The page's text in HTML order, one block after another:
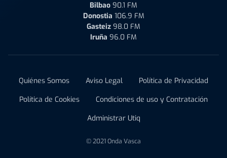
Bilbao 90.1 FM
Donostia 106.9 FM
Gasteiz 98.0 FM
Iruña 96.0 FM
Quiénes Somos Aviso Legal
Política de Privacidad
Política de Cookies
Condiciones de uso y Contratación
Administrar Utiq
© 2021 Onda Vasca